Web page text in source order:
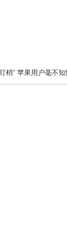
梢” 苹果用户毫不知